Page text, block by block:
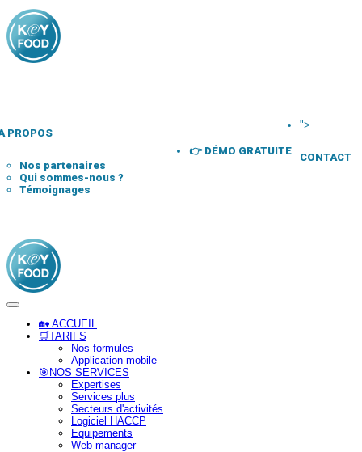
PROPOS
Nos partenaires
Qui sommes-nous ?
Témoignages
👉 DÉMO GRATUITE
">
CONTACT
🏡 ACCUEIL
🛒TARIFS
Nos formules
Application mobile
🎯NOS SERVICES
Expertises
Services plus
Secteurs d'activités
Logiciel HACCP
Equipements
Web manager